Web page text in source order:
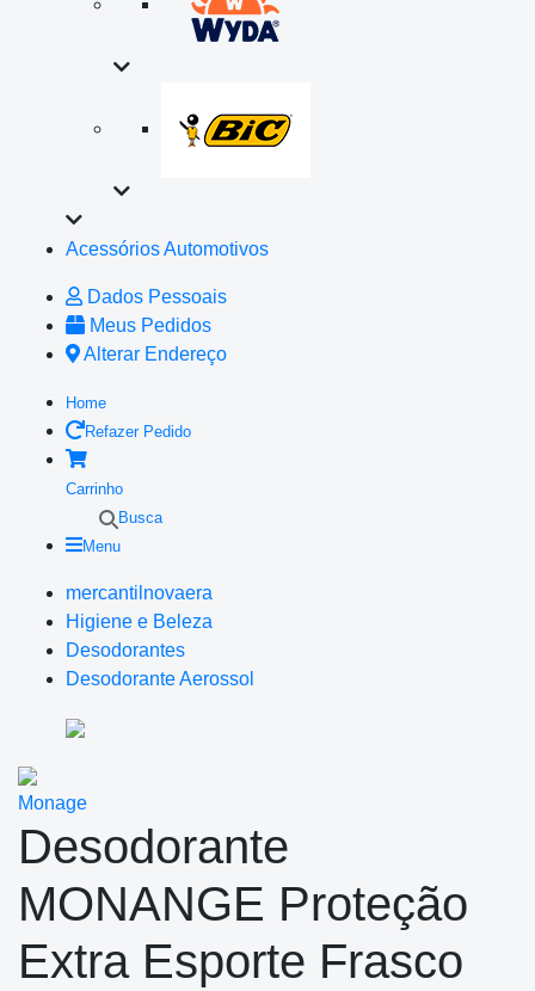
Acessórios Automotivos
Dados Pessoais
Meus Pedidos
Alterar Endereço
Home
Refazer Pedido
Carrinho
Busca
Menu
mercantilnovaera
Higiene e Beleza
Desodorantes
Desodorante Aerossol
Monage
Desodorante
MONANGE Proteção
Extra Esporte Frasco